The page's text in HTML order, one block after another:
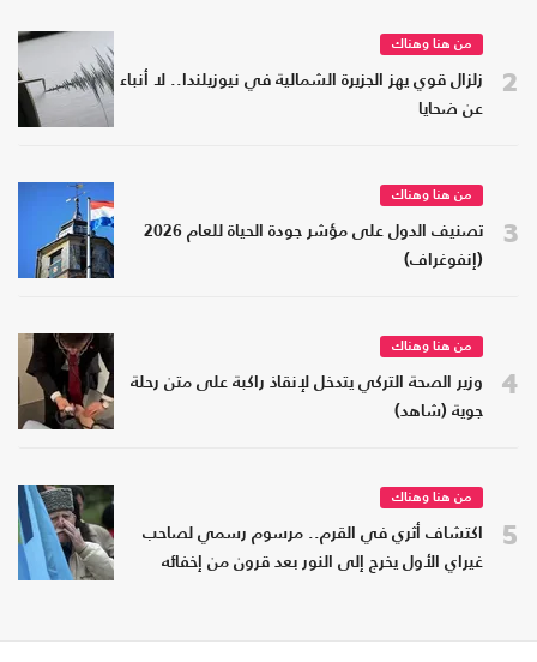
2
من هنا وهناك
زلزال قوي يهز الجزيرة الشمالية في نيوزيلندا.. لا أنباء
عن ضحايا
3
من هنا وهناك
تصنيف الدول على مؤشر جودة الحياة للعام 2026
(إنفوغراف)
4
من هنا وهناك
وزير الصحة التركي يتدخل لإنقاذ راكبة على متن رحلة
جوية (شاهد)
5
من هنا وهناك
اكتشاف أثري في القرم.. مرسوم رسمي لصاحب
غيراي الأول يخرج إلى النور بعد قرون من إخفائه